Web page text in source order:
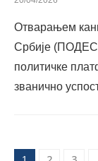
Отварањем
Србије
политичке
званично